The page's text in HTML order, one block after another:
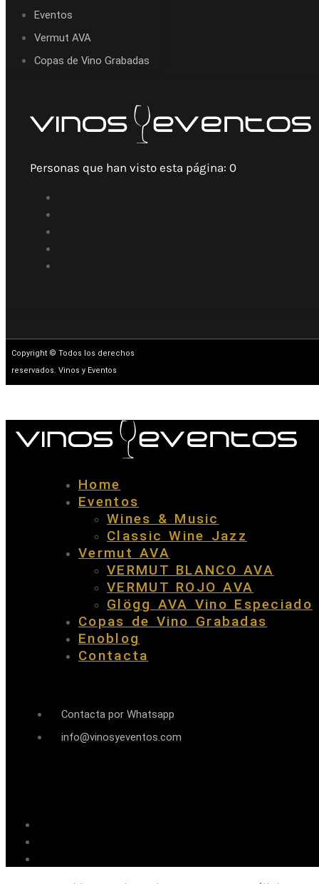
Eventos
Vermut AVA
Copas de Vino Grabadas
Personas que han visto esta página: 0
Copyright © Todos los derechos
reservados. Vinos y Eventos
Home
Eventos
Wines & Music
Classic Wine Jazz
Vermut AVA
VERMUT BLANCO AVA
VERMUT ROJO AVA
Glögg AVA Vino Especiado
Copas de Vino Grabadas
Enoblog
Contacta
Contacta por Whatsapp
info@vinosyeventos.com